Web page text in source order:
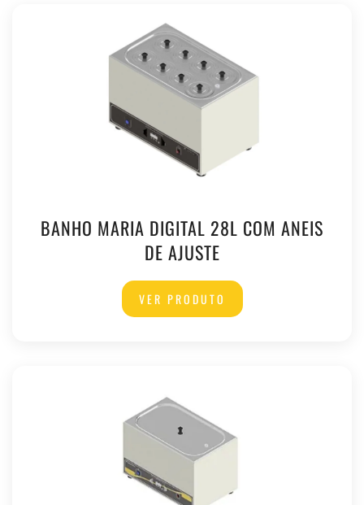
BANHO MARIA DIGITAL 28L COM ANEIS
DE AJUSTE
VER PRODUTO